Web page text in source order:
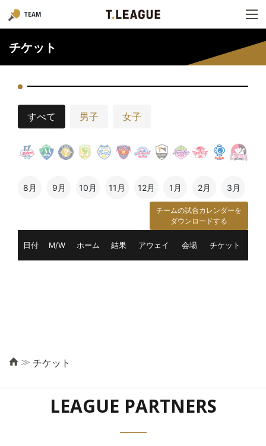
TEAM
チケット
すべて 男子 女子
8月 9月 10月 11月 12月 1月 2月 3月
チームの試合カレンダーを
ダウンロードする
日付 M/W ホーム 結果 アウェイ 会場 チケット
≫ チケット
LEAGUE PARTNERS